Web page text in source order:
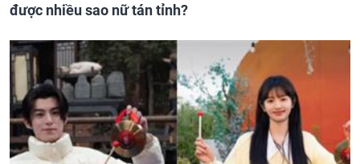
được nhiều sao nữ tán tỉnh?